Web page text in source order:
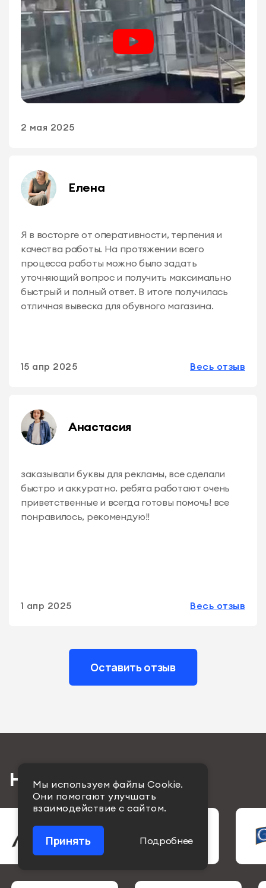
Оставить отзыв
2 мая 2025
Елена
Я в восторге от оперативности, терпения и
качества работы. На протяжении всего
процесса работы можно было задать
уточняющий вопрос и получить максимально
быстрый и полный ответ. В итоге получилась
отличная вывеска для обувного магазина.
Весь отзыв
15 апр 2025
Анастасия
заказывали буквы для рекламы, все сделали
быстро и аккуратно. ребята работают очень
приветственные и всегда готовы помочь! все
понравилось, рекомендую!!
Весь отзыв
1 апр 2025
Наши клиенты
Мы используем файлы Сookie.
Они помогают улучшать
взаимодействие с сайтом.
Принять Подробнее